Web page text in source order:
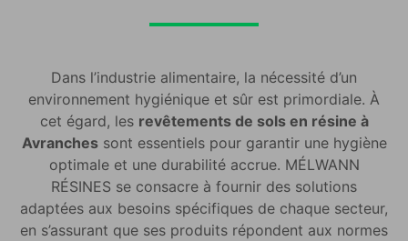
Dans l’industrie alimentaire, la nécessité d’un
environnement hygiénique et sûr est primordiale. À
cet égard, les revêtements de sols en résine à
Avranchessont essentiels pour garantir une hygiène
optimale et une durabilité accrue. MÉLWANN
RÉSINES se consacre à fournir des solutions
adaptées aux besoins spécifiques de chaque secteur,
en s’assurant que ses produits répondent aux normes